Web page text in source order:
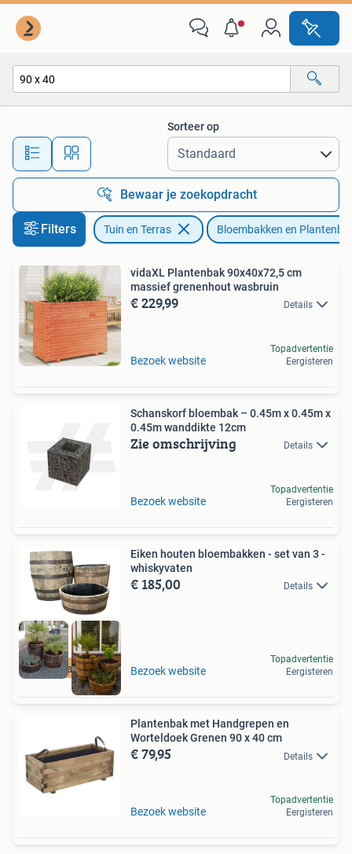
Alle afstanden…
Sorteer op
Bewaar je zoekopdracht
Filters Tuin en Terras Bloembakken en
vidaXL Plantenbak 90x40x72,5 cm
massief grenenhout wasbruin
€ 229,99 Details
Bezoek website
Topadvertentie
Eergisteren
Schanskorf bloembak – 0.45m x 0.45m x
0.45m wanddikte 12cm
Zie omschrijving Details
Bezoek website
Topadvertentie
Eergisteren
Zaterdag open
Eiken houten bloembakken - set van 3 -
whiskyvaten
€ 185,00 Details
Bezoek website
Topadvertentie
Eergisteren
Plantenbak met Handgrepen en
Worteldoek Grenen 90 x 40 cm
€ 79,95 Details
Bezoek website
Topadvertentie
Eergisteren